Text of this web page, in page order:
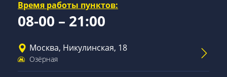
Время работы пунктов:
08-00 – 21:00
Москва, Никулинская, 18
Озёрная